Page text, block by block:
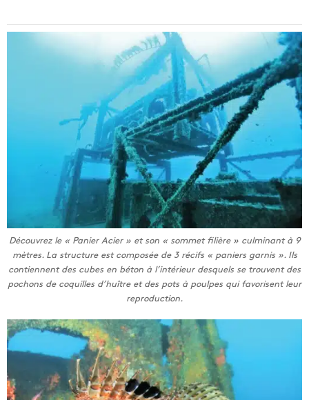
Découvrez le « Panier Acier » et son « sommet filière » culminant à 9
mètres. La structure est composée de 3 récifs « paniers garnis ». Ils
contiennent des cubes en béton à l’intérieur desquels se trouvent des
pochons de coquilles d’huître et des pots à poulpes qui favorisent leur
reproduction.